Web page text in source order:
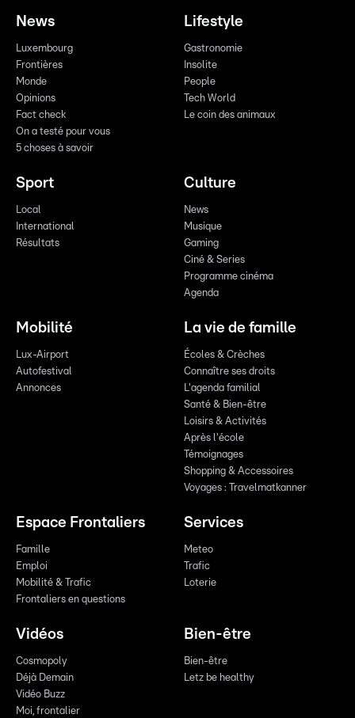
News
Luxembourg
Frontières
Monde
Opinions
Fact check
On a testé pour vous
5 choses à savoir
Lifestyle
Gastronomie
Insolite
People
Tech World
Le coin des animaux
Sport
Local
International
Résultats
Culture
News
Musique
Gaming
Ciné & Series
Programme cinéma
Agenda
Mobilité
Lux-Airport
Autofestival
Annonces
La vie de famille
Écoles & Crèches
Connaître ses droits
L'agenda familial
Santé & Bien-être
Loisirs & Activités
Après l'école
Témoignages
Shopping & Accessoires
Voyages : Travelmatkanner
Espace Frontaliers
Famille
Emploi
Mobilité & Trafic
Frontaliers en questions
Services
Meteo
Trafic
Loterie
Vidéos
Cosmopoly
Déjà Demain
Vidéo Buzz
Moi, frontalier
Bien-être
Bien-être
Letz be healthy